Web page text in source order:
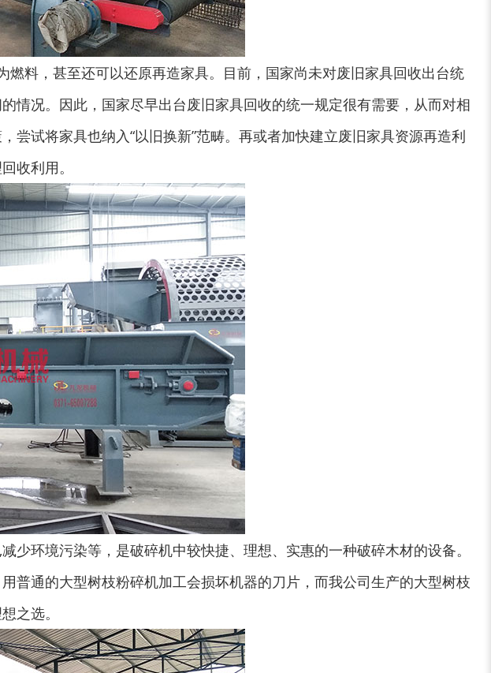
料，甚至还可以还原再造家具。目前，国家尚未对废旧家具回收出台统
情况。因此，国家尽早出台废旧家具回收的统一规定很有需要，从而对相
试将家具也纳入“以旧换新”范畴。再或者加快建立废旧家具资源再造利
收利用。
环境污染等，是破碎机中较快捷、理想、实惠的一种破碎木材的设备。
普通的大型树枝粉碎机加工会损坏机器的刀片，而我公司生产的大型树枝
之选。
轮胎胶粉设备... 锯末粉碎机
稻草破碎机 切枝机
固废处理设备... 木材削片机
模板破碎机